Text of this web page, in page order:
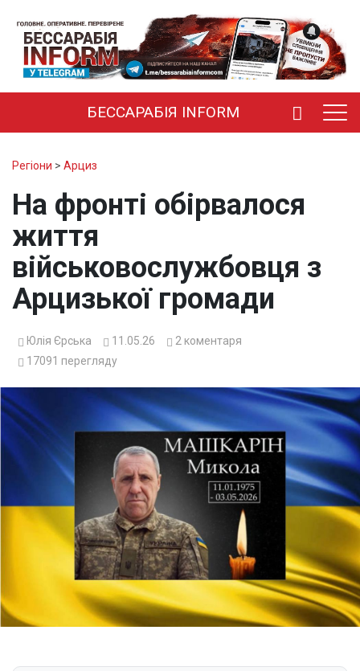
БЕССАРАБІЯ INFORM
Регіони > Арциз
На фронті обірвалося
життя
військовослужбовця з
Арцизької громади
Юлія Єрська 11.05.26 2 коментаря
17091 перегляду